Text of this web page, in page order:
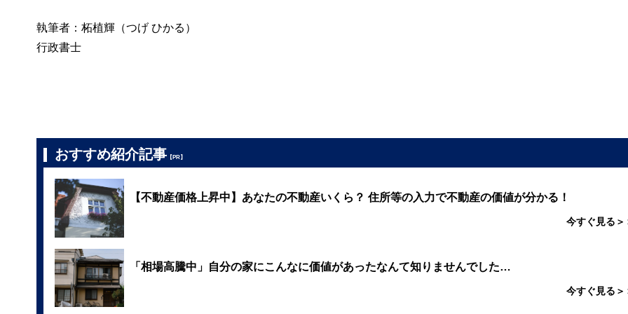
執筆者：柘植輝（つげ ひかる）
行政書士
おすすめ紹介記事 【PR】
【不動産価格上昇中】あなたの不動産いくら？ 住所等の入力で不動産の価値が分かる！
今すぐ見る＞
「相場高騰中」自分の家にこんなに価値があったなんて知りませんでした…
今すぐ見る＞